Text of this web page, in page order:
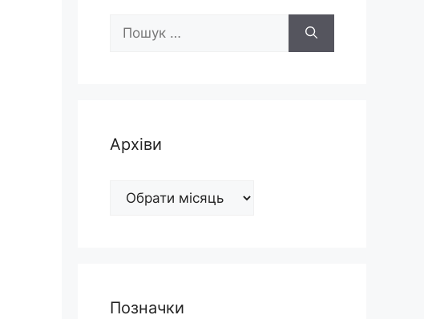
Пошук:
Архіви
Архіви
Позначки